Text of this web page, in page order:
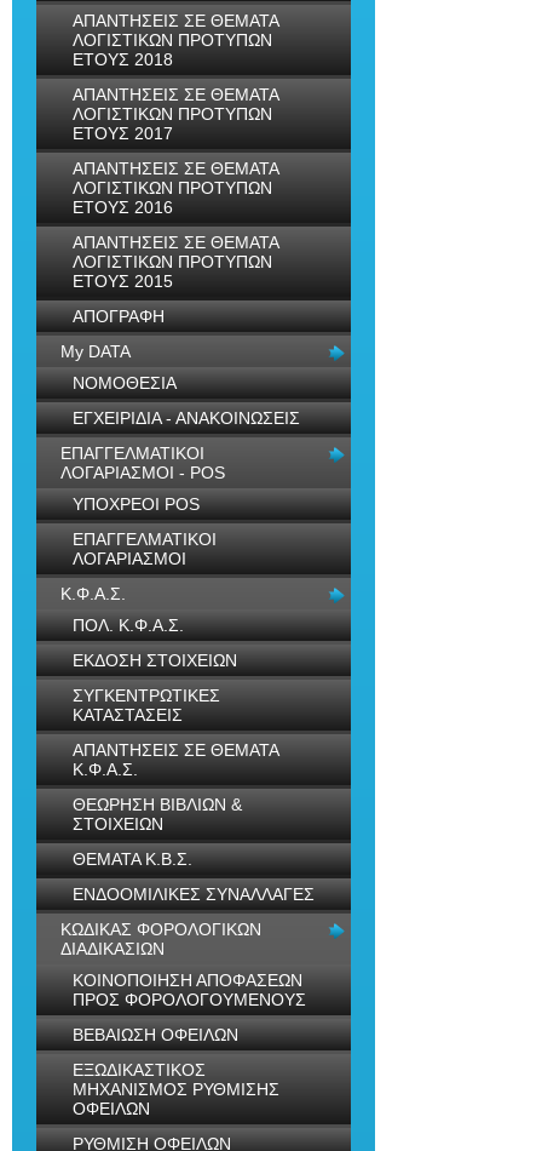
ΑΠΑΝΤΗΣΕΙΣ ΣΕ ΘΕΜΑΤΑ
ΛΟΓΙΣΤΙΚΩΝ ΠΡΟΤΥΠΩΝ
ΕΤΟΥΣ 2018
ΑΠΑΝΤΗΣΕΙΣ ΣΕ ΘΕΜΑΤΑ
ΛΟΓΙΣΤΙΚΩΝ ΠΡΟΤΥΠΩΝ
ΕΤΟΥΣ 2017
ΑΠΑΝΤΗΣΕΙΣ ΣΕ ΘΕΜΑΤΑ
ΛΟΓΙΣΤΙΚΩΝ ΠΡΟΤΥΠΩΝ
ΕΤΟΥΣ 2016
ΑΠΑΝΤΗΣΕΙΣ ΣΕ ΘΕΜΑΤΑ
ΛΟΓΙΣΤΙΚΩΝ ΠΡΟΤΥΠΩΝ
ΕΤΟΥΣ 2015
ΑΠΟΓΡΑΦΗ
My DATA
ΝΟΜΟΘΕΣΙΑ
ΕΓΧΕΙΡΙΔΙΑ - ΑΝΑΚΟΙΝΩΣΕΙΣ
ΕΠΑΓΓΕΛΜΑΤΙΚΟΙ
ΛΟΓΑΡΙΑΣΜΟΙ - POS
ΥΠΟΧΡΕΟΙ POS
ΕΠΑΓΓΕΛΜΑΤΙΚΟΙ
ΛΟΓΑΡΙΑΣΜΟΙ
Κ.Φ.Α.Σ.
ΠΟΛ. Κ.Φ.Α.Σ.
ΕΚΔΟΣΗ ΣΤΟΙΧΕΙΩΝ
ΣΥΓΚΕΝΤΡΩΤΙΚΕΣ
ΚΑΤΑΣΤΑΣΕΙΣ
ΑΠΑΝΤΗΣΕΙΣ ΣΕ ΘΕΜΑΤΑ
Κ.Φ.Α.Σ.
ΘΕΩΡΗΣΗ ΒΙΒΛΙΩΝ &
ΣΤΟΙΧΕΙΩΝ
ΘΕΜΑΤΑ Κ.Β.Σ.
ΕΝΔΟΟΜΙΛΙΚΕΣ ΣΥΝΑΛΛΑΓΕΣ
ΚΩΔΙΚΑΣ ΦΟΡΟΛΟΓΙΚΩΝ
ΔΙΑΔΙΚΑΣΙΩΝ
ΚΟΙΝΟΠΟΙΗΣΗ ΑΠΟΦΑΣΕΩΝ
ΠΡΟΣ ΦΟΡΟΛΟΓΟΥΜΕΝΟΥΣ
ΒΕΒΑΙΩΣΗ ΟΦΕΙΛΩΝ
ΕΞΩΔΙΚΑΣΤΙΚΟΣ
ΜΗΧΑΝΙΣΜΟΣ ΡΥΘΜΙΣΗΣ
ΟΦΕΙΛΩΝ
ΡΥΘΜΙΣΗ ΟΦΕΙΛΩΝ